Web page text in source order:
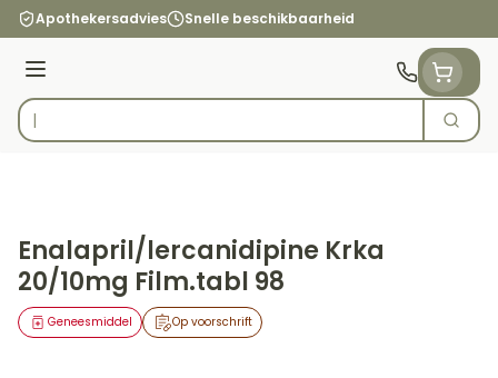
Ga naar de inhoud
Apothekersadvies Snelle beschikbaarheid
Menu
Product, merk, categorie...
Zoek
Enalapril/lercanidipine Krka
20/10mg Film.tabl 98
Op voorschrift
Geneesmiddel